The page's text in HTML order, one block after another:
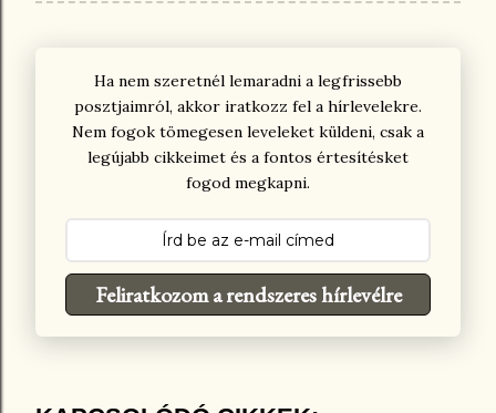
Ha nem szeretnél lemaradni a legfrissebb
posztjaimról, akkor iratkozz fel a hírlevelekre.
Nem fogok tömegesen leveleket küldeni, csak a
legújabb cikkeimet és a fontos értesítésket
fogod megkapni.
Feliratkozom a rendszeres hírlevélre